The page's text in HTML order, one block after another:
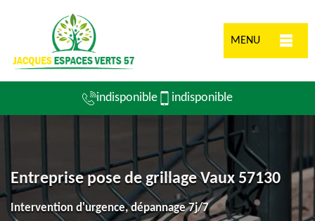
MENU
indisponible indisponible
Entreprise pose de grillage Vaux 57130
Intervention d'urgence, dépannage 7j/7